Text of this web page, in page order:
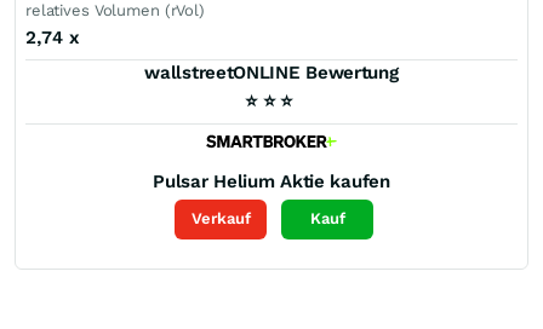
relatives Volumen (rVol)
2,74 x
wallstreetONLINE Bewertung
⭐ ⭐ ⭐
Pulsar Helium Aktie kaufen
Verkauf Kauf